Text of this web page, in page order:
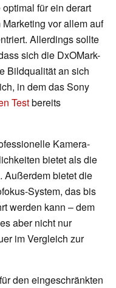
für ein derart
vor allem auf
Allerdings sollte
sich die DxOMark-
Bildqualität an sich
in dem das Sony
Testbereits
Kamera-
bietet als die
Außerdem bietet die
System, das bis
werden kann – dem
aber nicht nur
im Vergleich zur
den eingeschränkten